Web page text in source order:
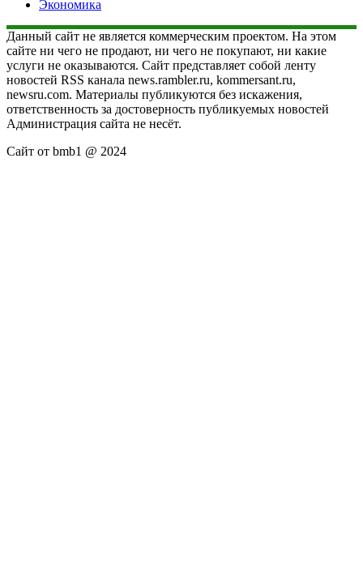
Экономика
Данный сайт не является коммерческим проектом. На этом
сайте ни чего не продают, ни чего не покупают, ни какие
услуги не оказываются. Сайт представляет собой ленту
новостей RSS канала news.rambler.ru, kommersant.ru,
newsru.com. Материалы публикуются без искажения,
ответственность за достоверность публикуемых новостей
Администрация сайта не несёт.
Сайт от bmb1 @ 2024